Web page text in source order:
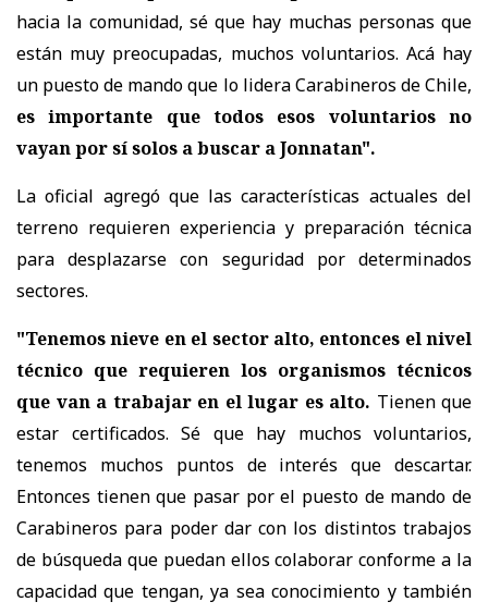
hacia la comunidad, sé que hay muchas personas que
están muy preocupadas, muchos voluntarios. Acá hay
un puesto de mando que lo lidera Carabineros de Chile,
es importante que todos esos voluntarios no
vayan por sí solos a buscar a Jonnatan".
La oficial agregó que las características actuales del
terreno requieren experiencia y preparación técnica
para desplazarse con seguridad por determinados
sectores.
"Tenemos nieve en el sector alto, entonces el nivel
técnico que requieren los organismos técnicos
que van a trabajar en el lugar es alto. Tienen que
estar certificados. Sé que hay muchos voluntarios,
tenemos muchos puntos de interés que descartar.
Entonces tienen que pasar por el puesto de mando de
Carabineros para poder dar con los distintos trabajos
de búsqueda que puedan ellos colaborar conforme a la
capacidad que tengan, ya sea conocimiento y también